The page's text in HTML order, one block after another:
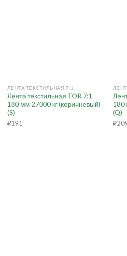
ЛЕНТА ТЕКСТИЛЬНАЯ 7:1
Лента текстильная TOR 7:1
180 мм 27000 кг (коричневый)
(S)
₽191
180
(Q)
₽